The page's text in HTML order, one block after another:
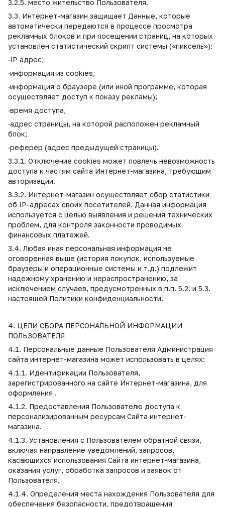
3.2.5. место жительство Пользователя.
3.3. Интернет-магазин защищает Данные, которые
автоматически передаются в процессе просмотра
рекламных блоков и при посещении страниц, на которых
установлен статистический скрипт системы («пиксель»):
·IP адрес;
·информация из cookies;
·информация о браузере (или иной программе, которая
осуществляет доступ к показу рекламы);
·время доступа;
·адрес страницы, на которой расположен рекламный
блок;
·реферер (адрес предыдущей страницы).
3.3.1. Отключение cookies может повлечь невозможность
доступа к частям сайта Интернет-магазина, требующим
авторизации.
3.3.2. Интернет-магазин осуществляет сбор статистики
об IP-адресах своих посетителей. Данная информация
используется с целью выявления и решения технических
проблем, для контроля законности проводимых
финансовых платежей.
3.4. Любая иная персональная информация не
оговоренная выше (история покупок, используемые
браузеры и операционные системы и т.д.) подлежит
надежному хранению и нераспространению, за
исключением случаев, предусмотренных в п.п. 5.2. и 5.3.
настоящей Политики конфиденциальности.
4. ЦЕЛИ СБОРА ПЕРСОНАЛЬНОЙ ИНФОРМАЦИИ
ПОЛЬЗОВАТЕЛЯ
4.1. Персональные данные Пользователя Администрация
сайта интернет-магазина может использовать в целях:
4.1.1. Идентификации Пользователя,
зарегистрированного на сайте Интернет-магазина, для
оформления .
4.1.2. Предоставления Пользователю доступа к
персонализированным ресурсам Сайта интернет-
магазина.
4.1.3. Установления с Пользователем обратной связи,
включая направление уведомлений, запросов,
касающихся использования Сайта интернет-магазина,
оказания услуг, обработка запросов и заявок от
Пользователя.
4.1.4. Определения места нахождения Пользователя для
обеспечения безопасности, предотвращения